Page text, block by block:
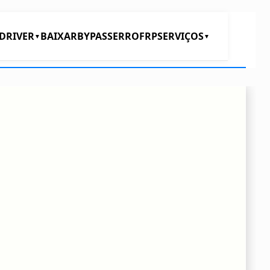
DRIVER▼ BAIXARBYPASSERROFRPSERVIÇOS▼